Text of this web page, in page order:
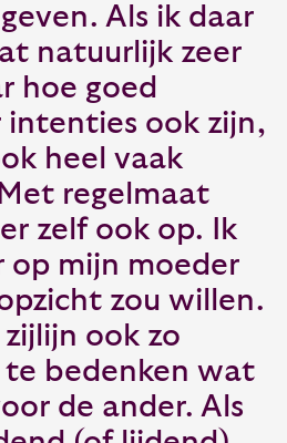
Als ik daar
natuurlijk zeer
hoe goed
intenties ook zijn,
heel vaak
regelmaat
zelf ook op. Ik
op mijn moeder
zou willen.
ook zo
te bedenken wat
de ander. Als